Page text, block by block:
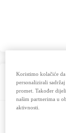
Radno
Koristimo kolačiće
personalizirali
promet. Također
našim partnerima u
aktivnosti.